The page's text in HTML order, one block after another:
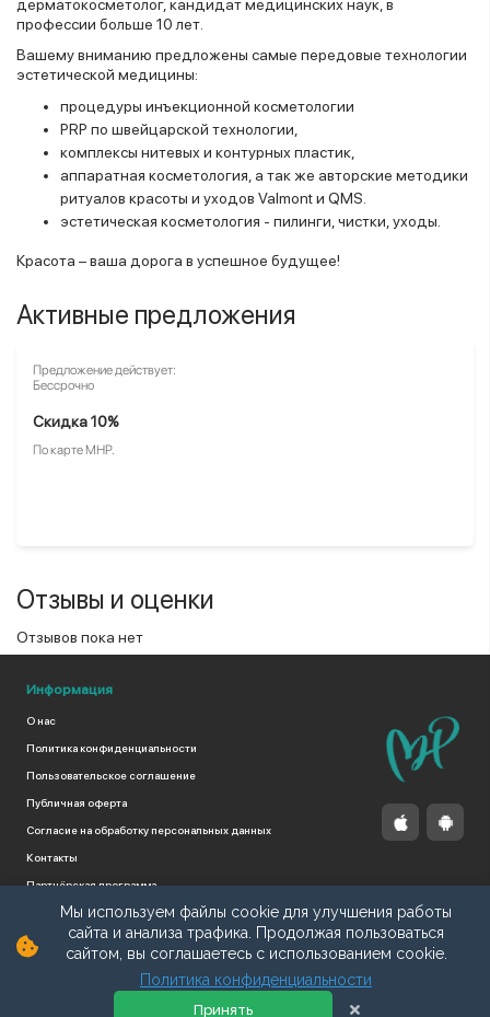
дерматокосметолог, кандидат медицинских наук, в
профессии больше 10 лет.
Вашему вниманию предложены самые передовые технологии
эстетической медицины:
процедуры инъекционной косметологии
PRP по швейцарской технологии,
комплексы нитевых и контурных пластик,
аппаратная косметология, а так же авторские методики
ритуалов красоты и уходов Valmont и QMS.
эстетическая косметология - пилинги, чистки, уходы.
Красота – ваша дорога в успешное будущее!
Активные предложения
Предложение действует:
Бессрочно
Скидка 10%
По карте МНР.
Отзывы и оценки
Отзывов пока нет
Информация
О нас
Политика конфиденциальности
Пользовательское соглашение
Публичная оферта
Согласие на обработку персональных данных
Контакты
Партнёрская программа
Поддержать проект
© 2023, все права защищены, Моя Новая Рига
Мы используем файлы cookie для улучшения работы
сайта и анализа трафика. Продолжая пользоваться
сайтом, вы соглашаетесь с использованием cookie.
Политика конфиденциальности
Принять